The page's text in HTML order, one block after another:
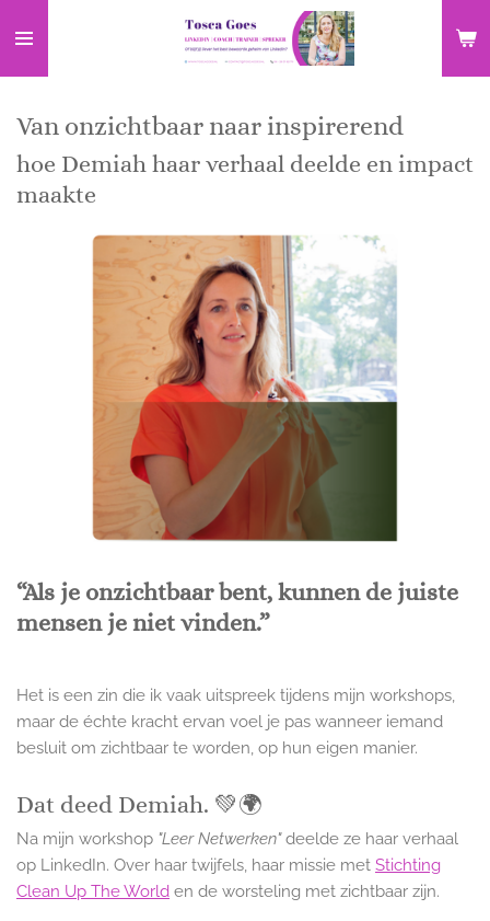
direct
naar
hoofdinhoud
Van onzichtbaar naar inspirerend
hoe Demiah haar verhaal deelde en impact
maakte
“Als je onzichtbaar bent, kunnen de juiste
mensen je niet vinden.”
Het is een zin die ik vaak uitspreek tijdens mijn workshops,
maar de échte kracht ervan voel je pas wanneer iemand
besluit om zichtbaar te worden, op hun eigen manier.
Dat deed Demiah. 💚🌍
Na mijn workshop "Leer Netwerken"deelde ze haar verhaal
op LinkedIn. Over haar twijfels, haar missie met Stichting
Clean Up The World en de worsteling met zichtbaar zijn.